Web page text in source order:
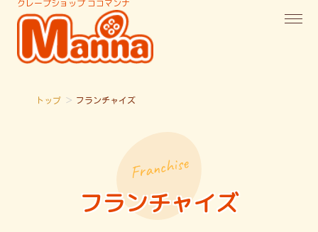
クレープショップ ココマンナ
トップ ＞ フランチャイズ
Franchise
フランチャイズ